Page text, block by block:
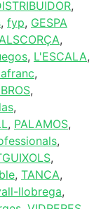
,
, fyp, GESPA
,
, L'ESCALA,
,
,
,
, PALAMOS,
,
,
, TANCA,
llobrega,